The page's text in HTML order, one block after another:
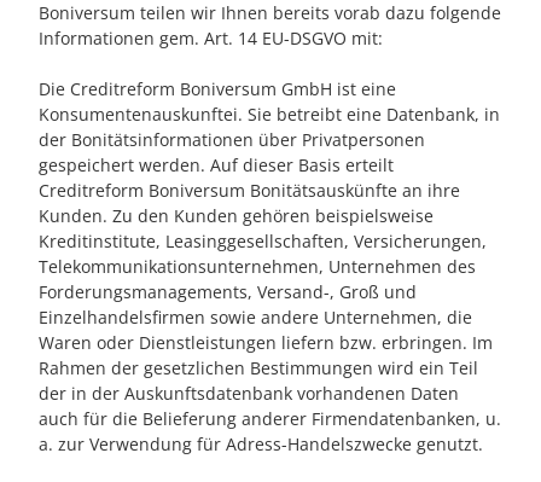
Boniversum teilen wir Ihnen bereits vorab dazu folgende
Informationen gem. Art. 14 EU-DSGVO mit:
Die Creditreform Boniversum GmbH ist eine
Konsumentenauskunftei. Sie betreibt eine Datenbank, in
der Bonitätsinformationen über Privatpersonen
gespeichert werden. Auf dieser Basis erteilt
Creditreform Boniversum Bonitätsauskünfte an ihre
Kunden. Zu den Kunden gehören beispielsweise
Kreditinstitute, Leasinggesellschaften, Versicherungen,
Telekommunikationsunternehmen, Unternehmen des
Forderungsmanagements, Versand-, Groß und
Einzelhandelsfirmen sowie andere Unternehmen, die
Waren oder Dienstleistungen liefern bzw. erbringen. Im
Rahmen der gesetzlichen Bestimmungen wird ein Teil
der in der Auskunftsdatenbank vorhandenen Daten
auch für die Belieferung anderer Firmendatenbanken, u.
a. zur Verwendung für Adress-Handelszwecke genutzt.